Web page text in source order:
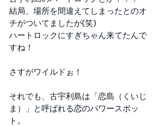
結局、場所を間違えてしまったとのオ
チがついてましたが(笑)
ハートロックにすぎちゃん来てたんで
すね！
さすがワイルドぉ！
それでも、古宇利島は「恋島（くいじ
ま）」と呼ばれる恋のパワースポッ
ト。